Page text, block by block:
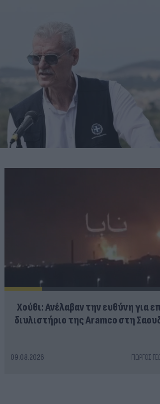
Χούθι: Ανέλαβαν την ευθύνη για
διυλιστήριο της Aramco στη
09.08.2026 ΓΙΏΡΓΟΣ